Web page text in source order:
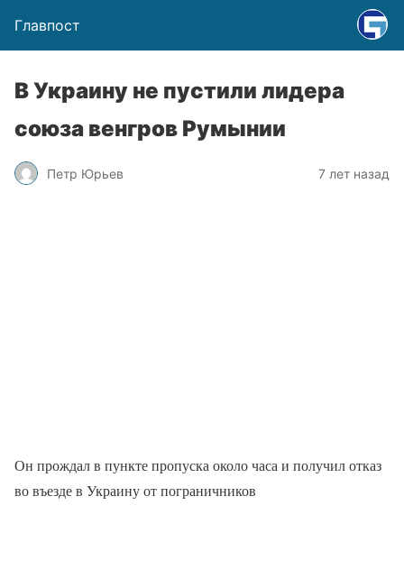
Главпост
В Украину не пустили лидера
союза венгров Румынии
Петр Юрьев 7 лет назад
Он прождал в пункте пропуска около часа и получил отказ
во въезде в Украину от пограничников